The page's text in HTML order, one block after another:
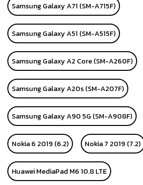
Samsung Galaxy A71 (SM-A715F)
Samsung Galaxy A51 (SM-A515F)
Samsung Galaxy A2 Core (SM-A260F)
Samsung Galaxy A20s (SM-A207F)
Samsung Galaxy A90 5G (SM-A908F)
Nokia 6 2019 (6.2) Nokia 7 2019 (7.2)
Huawei MediaPad M6 10.8 LTE